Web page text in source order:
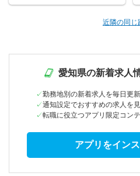
近隣の同じ
愛知県の新着求人
勤務地別の新着求人を毎日更新
通知設定でおすすめの求人を
転職に役立つアプリ限定コン
アプリをイン